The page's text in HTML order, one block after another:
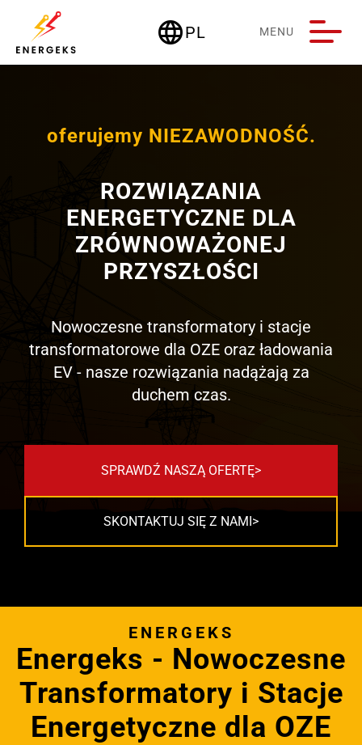
languagePL
Deutschland MENU
ROZWIĄZANIA
ENERGETYCZNE DLA
ZRÓWNOWAŻONEJ
PRZYSZŁOŚCI
oferujemy NIEZAWODNOŚĆ.
Nowoczesne transformatory i stacje
transformatorowe dla OZE oraz ładowania
EV - nasze rozwiązania nadążają za
duchem czas.
SPRAWDŹ NASZĄ OFERTĘ
SKONTAKTUJ SIĘ Z NAMI
ENERGEKS
Energeks - Nowoczesne
Transformatory i Stacje
Energetyczne dla OZE